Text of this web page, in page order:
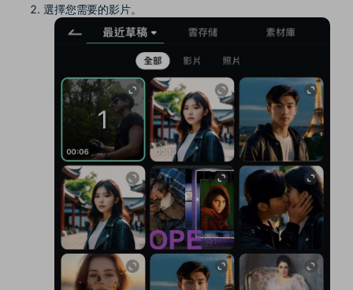
選擇您需要的影片。